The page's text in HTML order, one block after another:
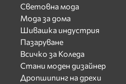
Световна мода
Мода за дома
Шивашка индустрия
Пазаруване
Всичко за Коледа
Стани моден дизайнер
Дропшипинг на дрехи